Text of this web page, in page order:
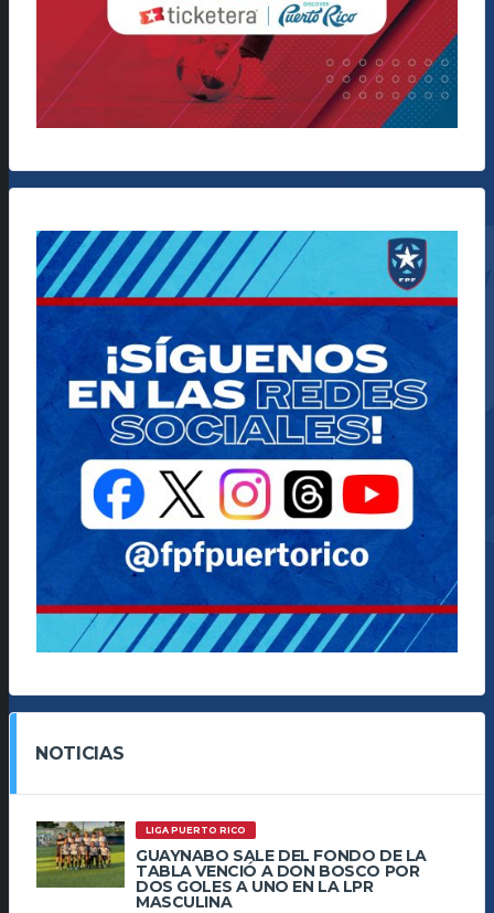
NOTICIAS
LIGA PUERTO RICO
GUAYNABO SALE DEL FONDO DE LA
TABLA VENCIÓ A DON BOSCO POR
DOS GOLES A UNO EN LA LPR
MASCULINA